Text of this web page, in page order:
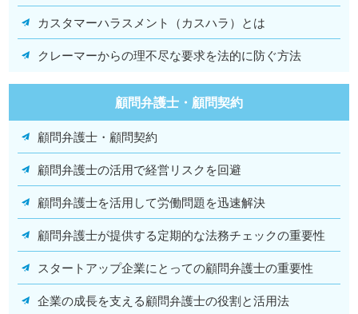
カスタマーハラスメント（カスハラ）とは
クレーマーからの理不尽な要求を法的に防ぐ方法
顧問弁護士・顧問契約
顧問弁護士・顧問契約
顧問弁護士の活用で経営リスクを回避
顧問弁護士を活用して労働問題を迅速解決
顧問弁護士が提供する定期的な法務チェックの重要性
スタートアップ企業にとっての顧問弁護士の重要性
企業の成長を支える顧問弁護士の役割と活用法